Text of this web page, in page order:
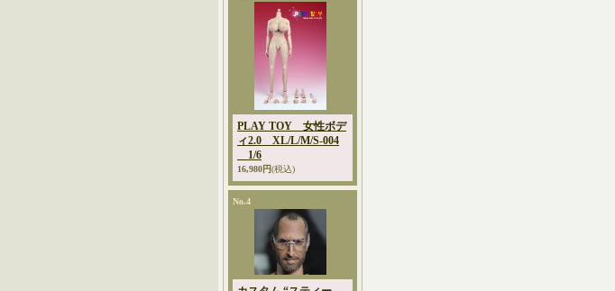
PLAY TOY 女性ボデ
ィ2.0 XL/L/M/S-004
1/6
16,980円(税込)
No.4